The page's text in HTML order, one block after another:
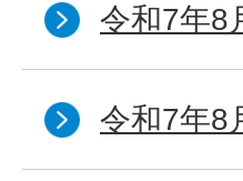
令和7年8
令和7年8